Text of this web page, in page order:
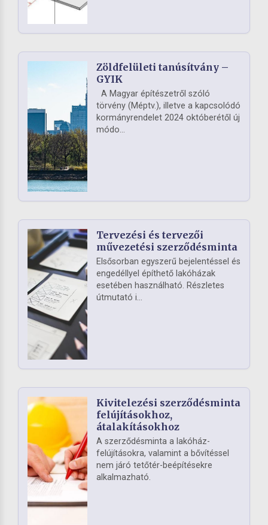
Zöldfelületi tanúsítvány –
GYIK
A Magyar építészetről szóló
törvény (Méptv.), illetve a kapcsolódó
kormányrendelet 2024 októberétől új
módo...
Tervezési és tervezői
művezetési szerződésminta
Elsősorban egyszerű bejelentéssel és
engedéllyel építhető lakóházak
esetében használható. Részletes
útmutató i...
Kivitelezési szerződésminta
felújításokhoz,
átalakításokhoz
A szerződésminta a lakóház-
felújításokra, valamint a bővítéssel
nem járó tetőtér-beépítésekre
alkalmazható.